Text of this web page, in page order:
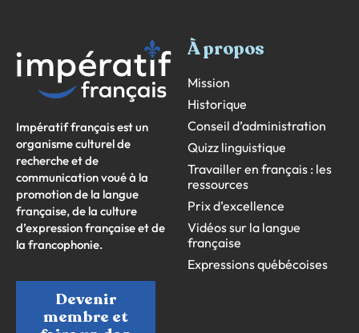
Impératif français est un
organisme culturel de
recherche et de
communication voué à la
promotion de la langue
française, de la culture
d’expression française et de
la francophonie.
Devenir
membre et
À propos
Mission
Historique
Conseil d’administration
Quizz linguistique
Travailler en français : les
ressources
Prix d’excellence
Vidéos sur la langue
française
Expressions québécoises